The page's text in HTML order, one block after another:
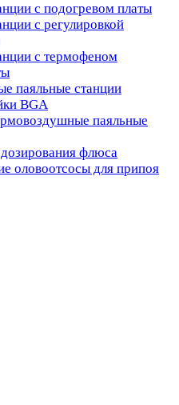
с подогревом платы
с регулировкой
с термофеном
паяльные станции
BGA
паяльные
флюса
оловоотсосы для припоя